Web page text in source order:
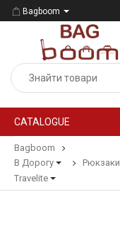
Bagboom
CATALOGUE
Bagboom
В Дорогу
Рюкзаки
Travelite